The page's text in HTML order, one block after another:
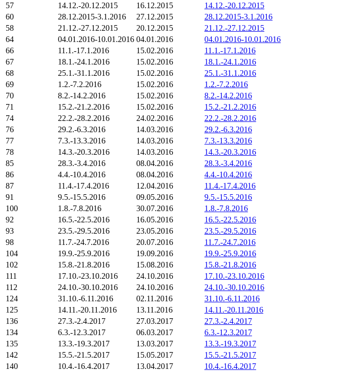
57
14.12.-20.12.2015 16.12.2015
14.12.-20.12.2015
60
28.12.2015-3.1.2016 27.12.2015
28.12.2015-3.1.2016
58
21.12.-27.12.2015 20.12.2015
21.12.-27.12.2015
64
04.01.2016-10.01.2016 04.01.2016
04.01.2016-10.01.2016
66
11.1.-17.1.2016 15.02.2016
11.1.-17.1.2016
67
18.1.-24.1.2016 15.02.2016
18.1.-24.1.2016
68
25.1.-31.1.2016 15.02.2016
25.1.-31.1.2016
69
1.2.-7.2.2016 15.02.2016
1.2.-7.2.2016
70
8.2.-14.2.2016 15.02.2016
8.2.-14.2.2016
71
15.2.-21.2.2016 15.02.2016
15.2.-21.2.2016
74
22.2.-28.2.2016 24.02.2016
22.2.-28.2.2016
76
29.2.-6.3.2016 14.03.2016
29.2.-6.3.2016
77
7.3.-13.3.2016 14.03.2016
7.3.-13.3.2016
78
14.3.-20.3.2016 14.03.2016
14.3.-20.3.2016
85
28.3.-3.4.2016 08.04.2016
28.3.-3.4.2016
86
4.4.-10.4.2016 08.04.2016
4.4.-10.4.2016
87
11.4.-17.4.2016 12.04.2016
11.4.-17.4.2016
91
9.5.-15.5.2016 09.05.2016
9.5.-15.5.2016
100
1.8.-7.8.2016 30.07.2016
1.8.-7.8.2016
92
16.5.-22.5.2016 16.05.2016
16.5.-22.5.2016
93
23.5.-29.5.2016 23.05.2016
23.5.-29.5.2016
98
11.7.-24.7.2016 20.07.2016
11.7.-24.7.2016
104
19.9.-25.9.2016 19.09.2016
19.9.-25.9.2016
102
15.8.-21.8.2016 15.08.2016
15.8.-21.8.2016
111
17.10.-23.10.2016 24.10.2016
17.10.-23.10.2016
112
24.10.-30.10.2016 24.10.2016
24.10.-30.10.2016
124
31.10.-6.11.2016 02.11.2016
31.10.-6.11.2016
125
14.11.-20.11.2016 13.11.2016
14.11.-20.11.2016
136
27.3.-2.4.2017 27.03.2017
27.3.-2.4.2017
134
6.3.-12.3.2017 06.03.2017
6.3.-12.3.2017
135
13.3.-19.3.2017 13.03.2017
13.3.-19.3.2017
142
15.5.-21.5.2017 15.05.2017
15.5.-21.5.2017
140
10.4.-16.4.2017 13.04.2017
10.4.-16.4.2017